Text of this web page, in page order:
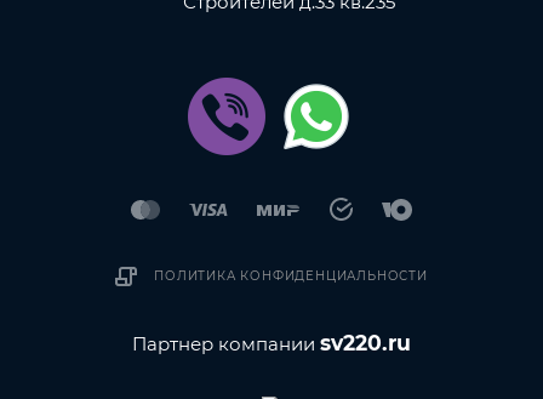
ПОЛИТИКА КОНФИДЕНЦИАЛЬНОСТИ
Партнер компании sv220.ru